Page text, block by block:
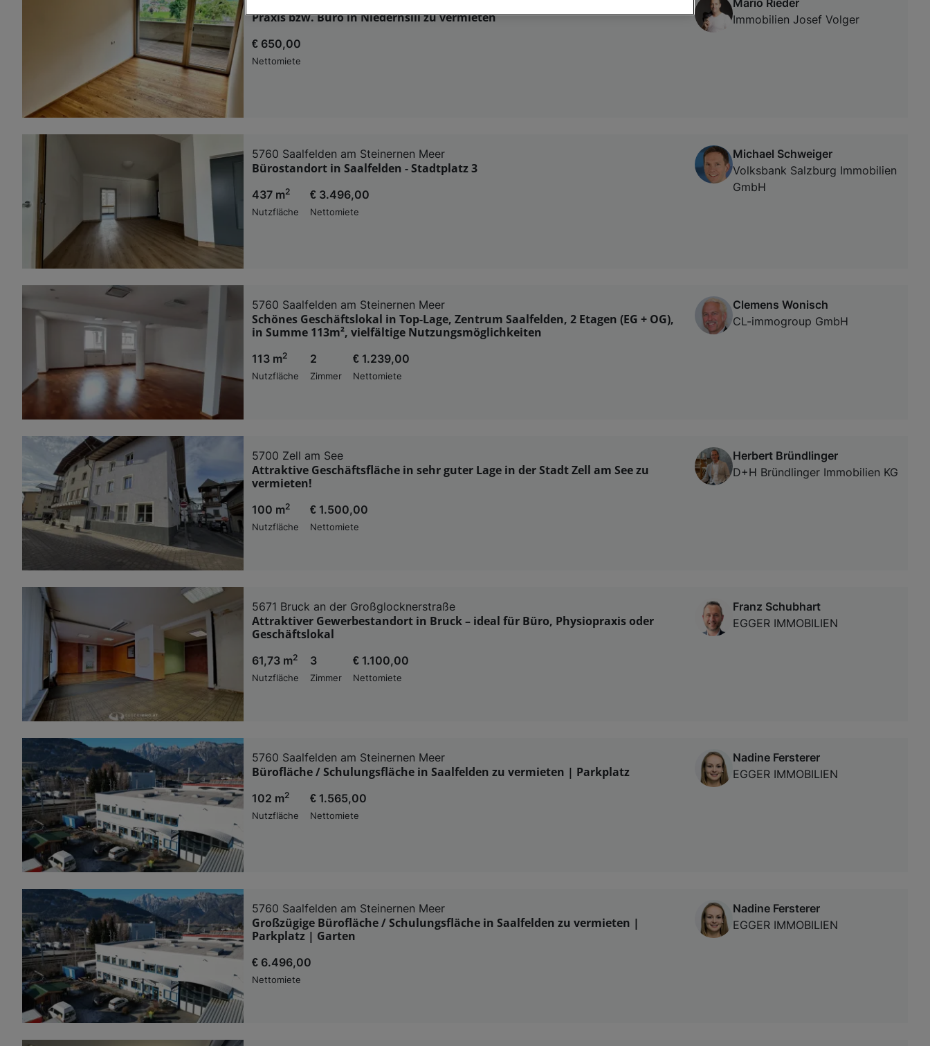
Praxis bzw. Büro in Niedernsill zu vermieten
€ 650,00
Nettomiete
Immobilien Josef Volger
5760 Saalfelden am Steinernen Meer
Bürostandort in Saalfelden - Stadtplatz 3
437 m2
Nutzfläche
€ 3.496,00
Nettomiete
Michael Schweiger
Volksbank Salzburg Immobilien
GmbH
5760 Saalfelden am Steinernen Meer
Schönes Geschäftslokal in Top-Lage, Zentrum Saalfelden, 2 Etagen (EG + OG),
in Summe 113m², vielfältige Nutzungsmöglichkeiten
113 m2
Nutzfläche
2
Zimmer
€ 1.239,00
Nettomiete
Clemens Wonisch
CL-immogroup GmbH
5700 Zell am See
Attraktive Geschäftsfläche in sehr guter Lage in der Stadt Zell am See zu
vermieten!
100 m2
Nutzfläche
€ 1.500,00
Nettomiete
Herbert Bründlinger
D+H Bründlinger Immobilien KG
5671 Bruck an der Großglocknerstraße
Attraktiver Gewerbestandort in Bruck – ideal für Büro, Physiopraxis oder
Geschäftslokal
61,73 m2
Nutzfläche
3
Zimmer
€ 1.100,00
Nettomiete
Franz Schubhart
EGGER IMMOBILIEN
5760 Saalfelden am Steinernen Meer
Bürofläche / Schulungsfläche in Saalfelden zu vermieten | Parkplatz
102 m2
Nutzfläche
€ 1.565,00
Nettomiete
Nadine Fersterer
EGGER IMMOBILIEN
5760 Saalfelden am Steinernen Meer
Großzügige Bürofläche / Schulungsfläche in Saalfelden zu vermieten |
Parkplatz | Garten
€ 6.496,00
Nettomiete
Nadine Fersterer
EGGER IMMOBILIEN
Wir und unsere Partner verarbeiten Daten, um Folgendes bereitzustellen:
Verwendung genauer Standortdaten. Endgeräteeigenschaften zur Identifikation aktiv abfragen. Speichern von oder Zugriff
Performance von Inhalten, Zielgruppenforschung sowie Entwicklung und Verbesserung von Angeboten.